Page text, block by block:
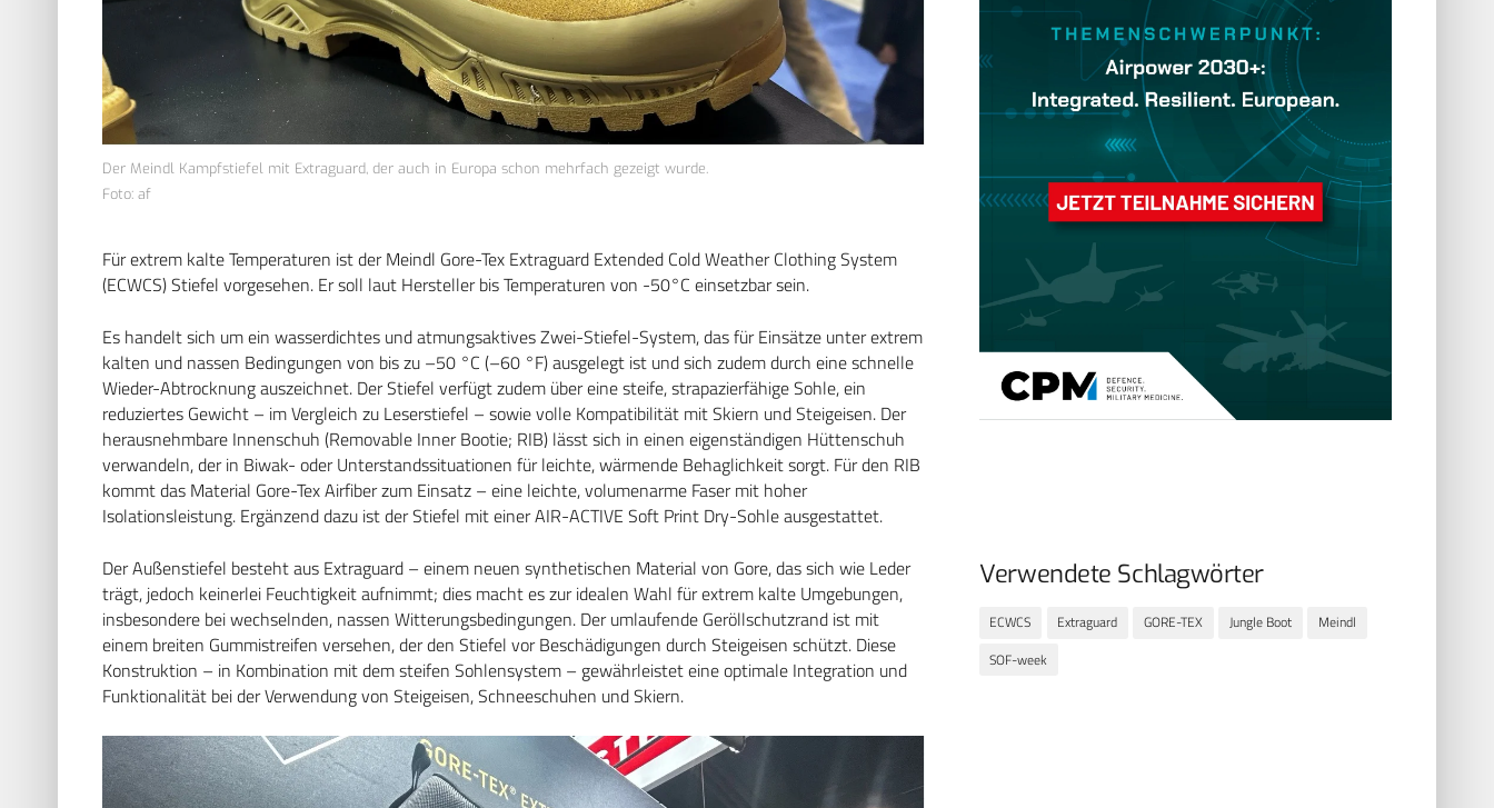
Der Meindl Kampfstiefel mit Extraguard, der auch in Europa schon mehrfach gezeigt wurde.
Foto: af
Für extrem kalte Temperaturen ist der Meindl Gore-Tex Extraguard Extended Cold Weather Clothing System
(ECWCS) Stiefel vorgesehen. Er soll laut Hersteller bis Temperaturen von -50°C einsetzbar sein.
Es handelt sich um ein wasserdichtes und atmungsaktives Zwei-Stiefel-System, das für Einsätze unter extrem
kalten und nassen Bedingungen von bis zu –50 °C (–60 °F) ausgelegt ist und sich zudem durch eine schnelle
Wieder-Abtrocknung auszeichnet. Der Stiefel verfügt zudem über eine steife, strapazierfähige Sohle, ein
reduziertes Gewicht – im Vergleich zu Leserstiefel – sowie volle Kompatibilität mit Skiern und Steigeisen. Der
herausnehmbare Innenschuh (Removable Inner Bootie; RIB) lässt sich in einen eigenständigen Hüttenschuh
verwandeln, der in Biwak- oder Unterstandssituationen für leichte, wärmende Behaglichkeit sorgt. Für den RIB
kommt das Material Gore-Tex Airfiber zum Einsatz – eine leichte, volumenarme Faser mit hoher
Isolationsleistung. Ergänzend dazu ist der Stiefel mit einer AIR-ACTIVE Soft Print Dry-Sohle ausgestattet.
Der Außenstiefel besteht aus Extraguard – einem neuen synthetischen Material von Gore, das sich wie Leder
trägt, jedoch keinerlei Feuchtigkeit aufnimmt; dies macht es zur idealen Wahl für extrem kalte Umgebungen,
insbesondere bei wechselnden, nassen Witterungsbedingungen. Der umlaufende Geröllschutzrand ist mit
einem breiten Gummistreifen versehen, der den Stiefel vor Beschädigungen durch Steigeisen schützt. Diese
Konstruktion – in Kombination mit dem steifen Sohlensystem – gewährleistet eine optimale Integration und
Funktionalität bei der Verwendung von Steigeisen, Schneeschuhen und Skiern.
Verwendete Schlagwörter
ECWCS Extraguard GORE-TEX Jungle Boot
Meindl
SOF-week